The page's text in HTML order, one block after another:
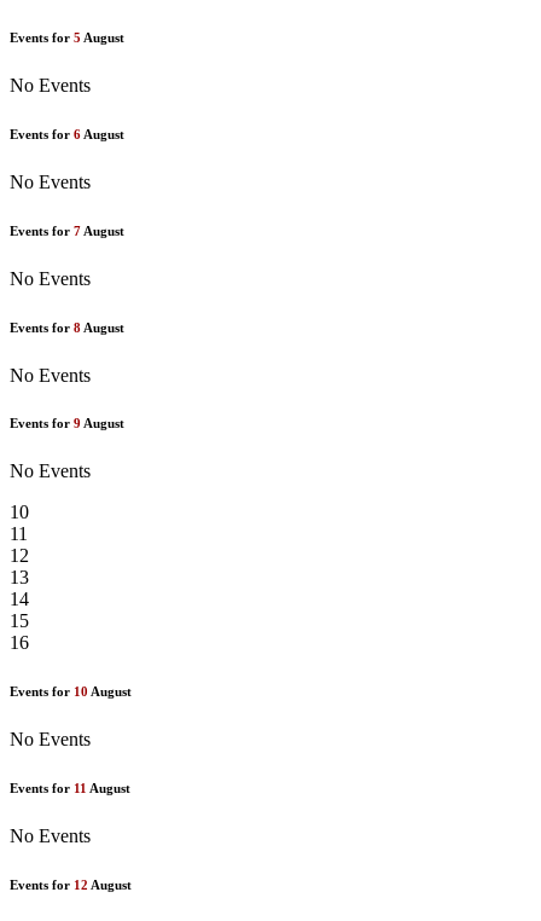
Events for 5 August
No Events
Events for 6 August
No Events
Events for 7 August
No Events
Events for 8 August
No Events
Events for 9 August
No Events
10
11
12
13
14
15
16
Events for 10 August
No Events
Events for 11 August
No Events
Events for 12 August